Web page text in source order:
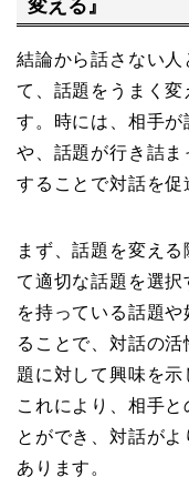
変える』
結論から話さない
て、話題をうまく
す。時には、相手
や、話題が行き詰
することで対話を促
まず、話題を変え
て適切な話題を選
を持っている話題
ることで、対話の
題に対して興味を示
これにより、相手
とができ、対話が
あります。